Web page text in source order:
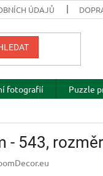
ÚDAJŮ
fotografií Puzzle
- 543,